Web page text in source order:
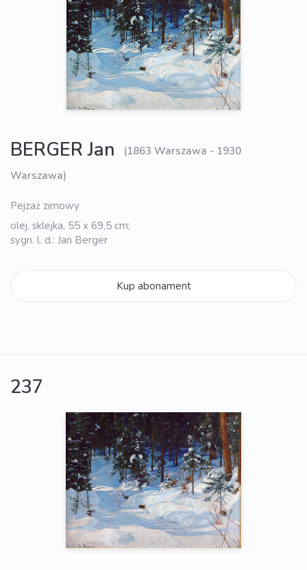
BERGER Jan
(1863 Warszawa - 1930
Warszawa)
Pejzaż zimowy
olej, sklejka, 55 x 69,5 cm;
sygn. l. d.: Jan Berger
Kup abonament
237